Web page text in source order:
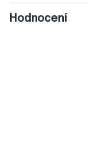
Hodnocení